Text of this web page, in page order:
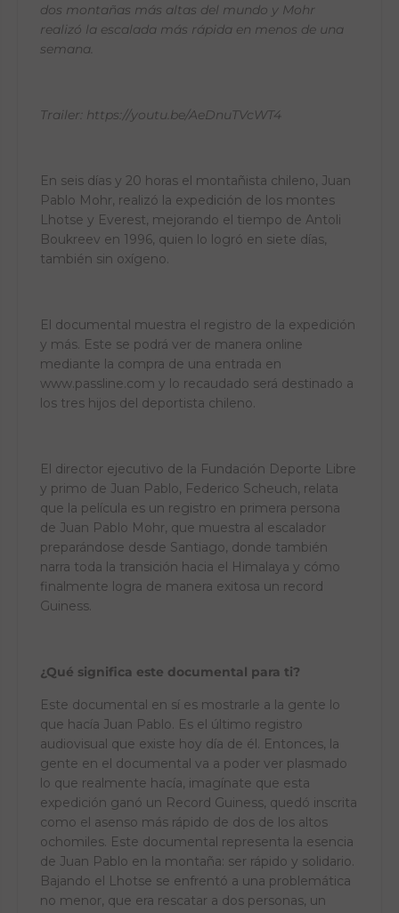
dos montañas más altas del mundo y Mohr
realizó la escalada más rápida en menos de una
semana.
Trailer: https://youtu.be/AeDnuTVcWT4
En seis días y 20 horas el montañista chileno, Juan
Pablo Mohr, realizó la expedición de los montes
Lhotse y Everest, mejorando el tiempo de Antoli
Boukreev en 1996, quien lo logró en siete días,
también sin oxígeno.
El documental muestra el registro de la expedición
y más. Este se podrá ver de manera online
mediante la compra de una entrada en
www.passline.com y lo recaudado será destinado a
los tres hijos del deportista chileno.
El director ejecutivo de la Fundación Deporte Libre
y primo de Juan Pablo, Federico Scheuch, relata
que la película es un registro en primera persona
de Juan Pablo Mohr, que muestra al escalador
preparándose desde Santiago, donde también
narra toda la transición hacia el Himalaya y cómo
finalmente logra de manera exitosa un record
Guiness.
¿Qué significa este documental para ti?
Este documental en sí es mostrarle a la gente lo
que hacía Juan Pablo. Es el último registro
audiovisual que existe hoy día de él. Entonces, la
gente en el documental va a poder ver plasmado
lo que realmente hacía, imagínate que esta
expedición ganó un Record Guiness, quedó inscrita
como el asenso más rápido de dos de los altos
ochomiles. Este documental representa la esencia
de Juan Pablo en la montaña: ser rápido y solidario.
Bajando el Lhotse se enfrentó a una problemática
no menor, que era rescatar a dos personas, un